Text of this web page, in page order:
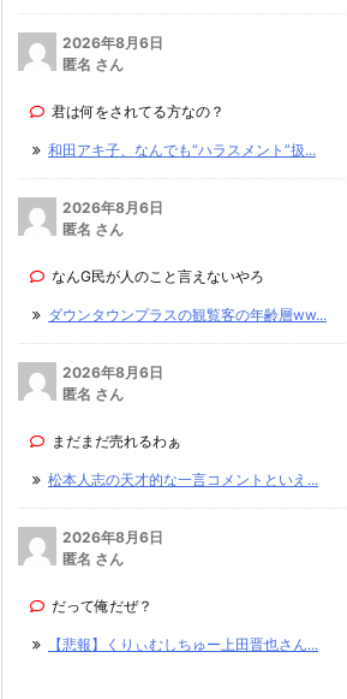
2026年8月6日
匿名 さん
君は何をされてる方なの？
和田アキ子、なんでも“ハラスメント”扱...
2026年8月6日
匿名 さん
なんG民が人のこと言えないやろ
ダウンタウンプラスの観覧客の年齢層ww...
2026年8月6日
匿名 さん
まだまだ売れるわぁ
松本人志の天才的な一言コメントといえ...
2026年8月6日
匿名 さん
だって俺だぜ？
【悲報】くりぃむしちゅー上田晋也さん...